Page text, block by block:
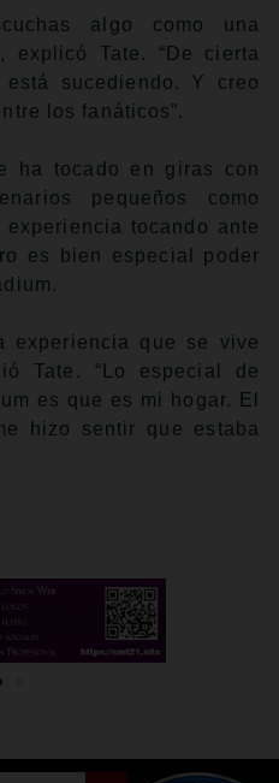
algo como una
explicó Tate. “De cierta
sucediendo. Y creo
los fanáticos”.
ha tocado en giras con
pequeños como
tocando ante
es bien especial poder
experiencia que se vive
Tate. “Lo especial de
es que es mi hogar. El
hizo sentir que estaba